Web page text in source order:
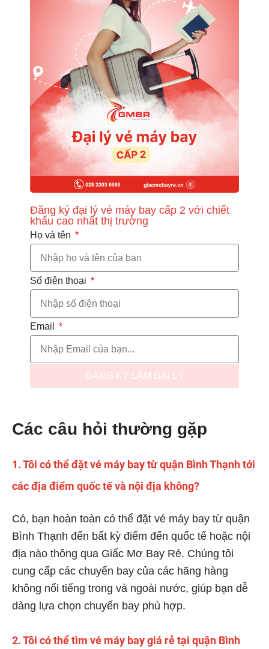
Đăng ký đại lý vé máy bay cấp 2 với chiết
khấu cao nhất thị trường
Họ và tên
Số điện thoại
Email
ĐĂNG KÝ LÀM ĐẠI LÝ
Các câu hỏi thường gặp
1. Tôi có thể đặt vé máy bay từ quận Bình Thạnh tới
các địa điểm quốc tế và nội địa không?
Có, bạn hoàn toàn có thể đặt vé máy bay từ quận
Bình Thạnh đến bất kỳ điểm đến quốc tế hoặc nội
địa nào thông qua Giấc Mơ Bay Rẻ. Chúng tôi
cung cấp các chuyến bay của các hãng hàng
không nổi tiếng trong và ngoài nước, giúp bạn dễ
dàng lựa chọn chuyến bay phù hợp.
2. Tôi có thể tìm vé máy bay giá rẻ tại quận Bình